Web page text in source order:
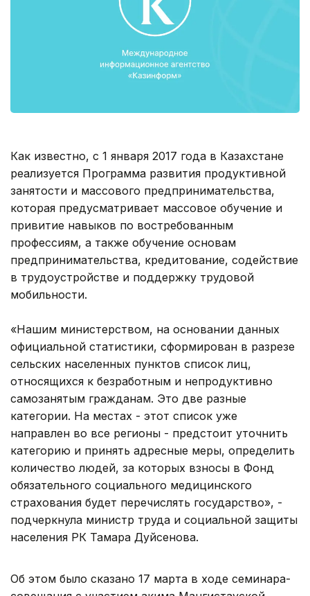
Как известно, с 1 января 2017 года в Казахстане
реализуется Программа развития продуктивной
занятости и массового предпринимательства,
которая предусматривает массовое обучение и
привитие навыков по востребованным
профессиям, а также обучение основам
предпринимательства, кредитование, содействие
в трудоустройстве и поддержку трудовой
мобильности.
«Нашим министерством, на основании данных
официальной статистики, сформирован в разрезе
сельских населенных пунктов список лиц,
относящихся к безработным и непродуктивно
самозанятым гражданам. Это две разные
категории. На местах - этот список уже
направлен во все регионы - предстоит уточнить
категорию и принять адресные меры, определить
количество людей, за которых взносы в Фонд
обязательного социального медицинского
страхования будет перечислять государство», -
подчеркнула министр труда и социальной защиты
населения РК Тамара Дуйсенова.
Об этом было сказано 17 марта в ходе семинара-